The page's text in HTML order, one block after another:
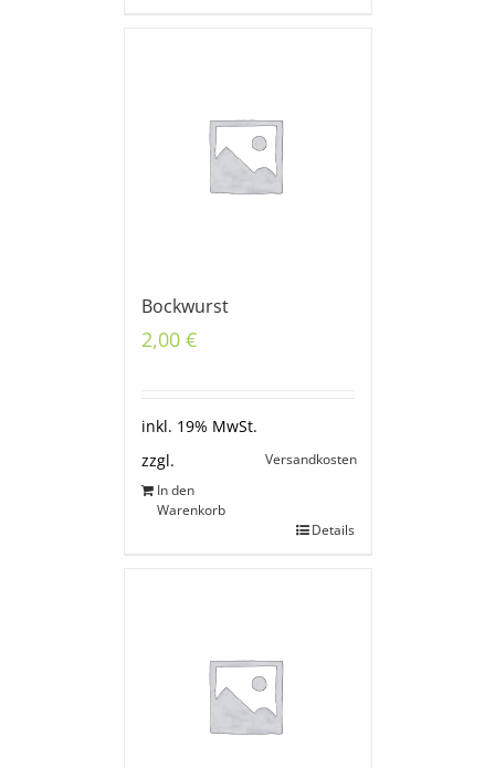
Bockwurst
2,00 €
inkl. 19% MwSt.
zzgl.
Versandkosten
In den
Warenkorb
Details